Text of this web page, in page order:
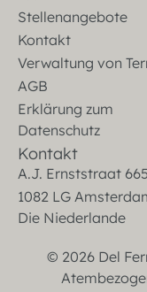
Stellenangebote
Kontakt
Verwaltung von
AGB
Erklärung zum
Datenschutz
Kontakt
A.J. Ernststraat
1082 LG
Die Niederlande
© 2026 Del